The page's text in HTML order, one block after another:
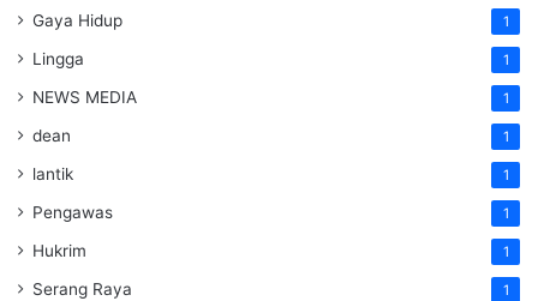
Gaya Hidup 1
Lingga 1
NEWS MEDIA 1
dean 1
lantik 1
Pengawas 1
Hukrim 1
Serang Raya 1